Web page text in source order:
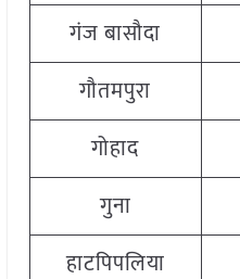
गंज बासौदा
गौतमपुरा
गोहाद
गुना
हाटपिपलिया